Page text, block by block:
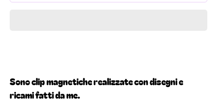
Sono clip magnetiche realizzate con disegni e
ricami fatti da me.